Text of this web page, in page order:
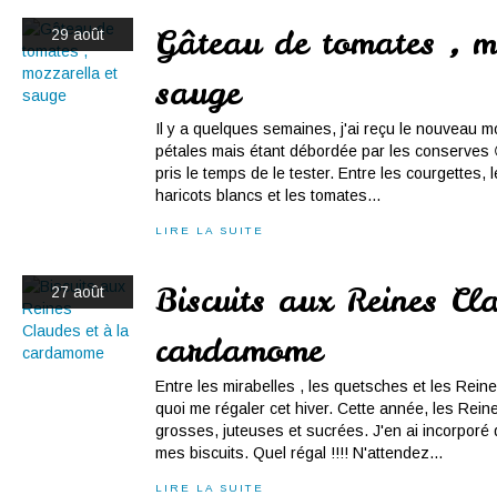
29 août
Gâteau de tomates ,
sauge
Il y a quelques semaines, j'ai reçu le nouveau
pétales mais étant débordée par les conserves
pris le temps de le tester. Entre les courgettes,
haricots blancs et les tomates...
LIRE LA SUITE
27 août
Biscuits aux Reines
cardamome
Entre les mirabelles , les quetsches et les
quoi me régaler cet hiver. Cette année, les
grosses, juteuses et sucrées. J'en ai incorporé
mes biscuits. Quel régal !!!! N'attendez...
LIRE LA SUITE